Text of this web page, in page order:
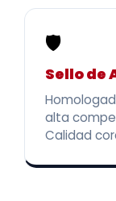
🛡️
Sello de
alta
Calidad